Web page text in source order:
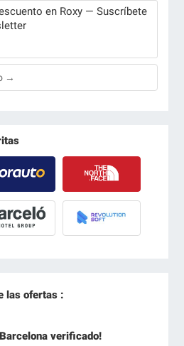
en Roxy — Suscríbete
→
las ofertas :
verificado!